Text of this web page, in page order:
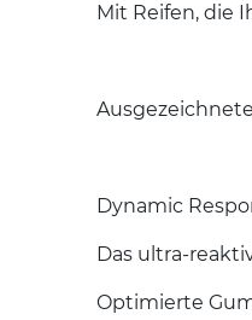
Mit Reifen, die
Dynamic
Das ultra-
Optimierte